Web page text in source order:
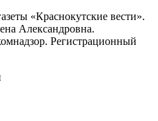
«Краснокутские вести».
Александровна.
Регистрационный